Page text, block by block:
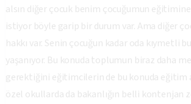
alsın diğer çocuk benim çocuğumun
istiyor böyle garip bir durum var. Ama diğer
hakkı var. Senin çocuğun kadar oda kıymetli
yaşanıyor. Bu konuda toplumun biraz daha
gerektiğini eğitimcilerin de bu konuda eğitim
özel okullarda da bakanlığın belli kontenjan